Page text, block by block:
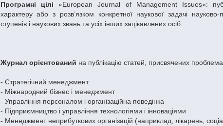
Програмні цілі«European Journal of Management Issues»:
характеру або з розв’язком конкретної наукової задачі науково-
ступенів і наукових звань та усіх інших зацікавлених осіб.
Журнал орієнтований на публікацію статей, присвячених
- Стратегічний менеджмент
- Міжнародний бізнес і менеджмент
- Управління персоналом і організаційна поведінка
- Підприємництво і управління технологіями і інноваціями
- Менеджмент неприбуткових організацій (наприклад, лікарень,